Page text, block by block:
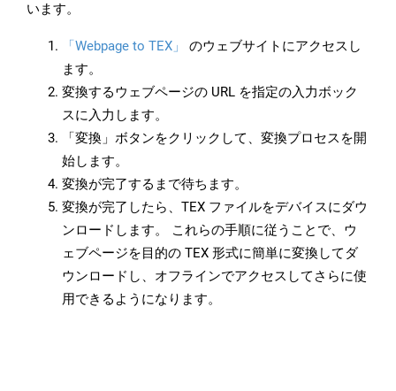
います。
「Webpage to TEX」
のウェブサイトにアクセスし
ます。
変換するウェブページの URL を指定の入力ボック
スに入力します。
「変換」ボタンをクリックして、変換プロセスを開
始します。
変換が完了するまで待ちます。
変換が完了したら、TEX ファイルをデバイスにダウ
ンロードします。 これらの手順に従うことで、ウ
ェブページを目的の TEX 形式に簡単に変換してダ
ウンロードし、オフラインでアクセスしてさらに使
用できるようになります。